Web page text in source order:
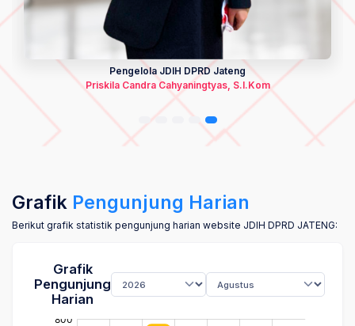
Pengelola JDIH DPRD Jateng
Priskila Candra Cahyaningtyas, S.I.Kom
Grafik Pengunjung Harian
Berikut grafik statistik pengunjung harian website JDIH DPRD JATENG:
Grafik
Pengunjung
Harian